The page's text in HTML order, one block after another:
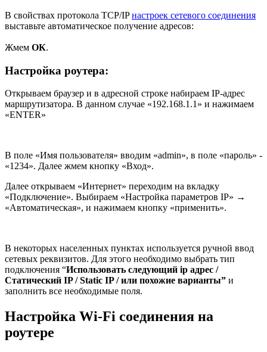
В свойствах протокола TCP/IPнастроек сетевого соединения
выставьте автоматическое получение адресов:
Жмем ОК.
Настройка роутера:
Открываем браузер и в адресной строке набираем IP-адрес
маршрутизатора. В данном случае «192.168.1.1» и нажимаем
«ENTER»
В поле «Имя пользователя» вводим «admin», в поле «пароль» -
«1234». Далее жмем кнопку «Вход».
Далее открываем «Интернет» переходим на вкладку
«Подключение». Выбираем «Настройка параметров IP» →
«Автоматическая», и нажимаем кнопку «применить».
В некоторых населенных пунктах используется ручной ввод
сетевых реквизитов. Для этого необходимо выбрать тип
подключения “Использовать следующий ip адрес /
Статический IP / Static IP / или похожие варианты” и
заполнить все необходимые поля.
Настройка Wi-Fi соединения на
роутере